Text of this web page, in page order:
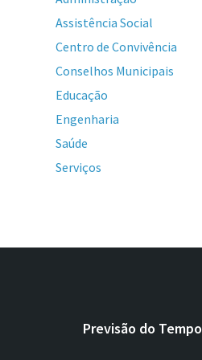
Assistência Social
Centro de Convivência
Conselhos Municipais
Educação
Engenharia
Saúde
Serviços
Previsão do Tempo